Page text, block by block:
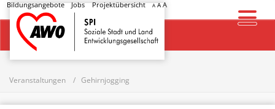
Bildungsangebote Jobs Projektübersicht A AA
Startseite
Veranstaltungen Gehirnjogging